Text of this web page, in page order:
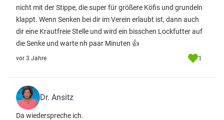
nicht mit der Stippe, die super für größere Köfis und grundeln
klappt. Wenn Senken bei dir im Verein erlaubt ist, dann auch
dir eine Krautfreie Stelle und wird ein bisschen Lockfutter auf
die Senke und warte nh paar Minuten 👍
vor 3 Jahre 1
Dr. Ansitz
Da wiederspreche ich.